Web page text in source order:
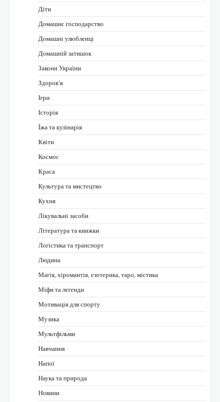
Діти
Домашнє господарство
Домашні улюбленці
Домашній затишок
Закони України
Здоров'я
Ігри
Історія
Їжа та кулінарія
Квіти
Космос
Краса
Культура та мистецтво
Кухня
Лікувальні засоби
Література та книжки
Логістика та транспорт
Людина
Магія, хіромантія, езотерика, таро, містика
Міфи та легенди
Мотивація для спорту
Музика
Мультфільми
Навчання
Напої
Наука та природа
Новини